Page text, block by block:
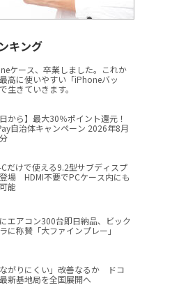
キング
ケース、卒業しました。これか
高に使いやすい「iPhoneバッ
生きていきます。
日から】最大30％ポイント還元！
自治体キャンペーン 2026年8月
Cだけで使える9.2型サブディスプ
場 HDMI不要でPCケース内にも
能
エアコン300台即日納品、ビック
に称賛「大ファインプレー」
ながりにくい」改善なるか ドコ
新基地局を全国展開へ